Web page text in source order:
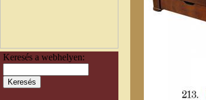
Keresés a webhelyen: